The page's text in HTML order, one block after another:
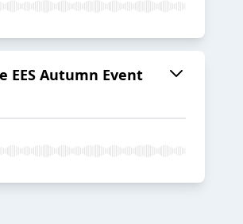
Autumn Event